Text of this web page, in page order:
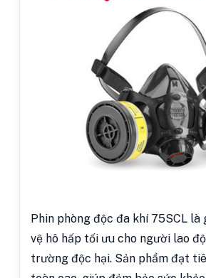
Phin phòng độc đa khí 75SCL là
vệ hô hấp tối ưu cho người lao
trường độc hại. Sản phẩm đạt